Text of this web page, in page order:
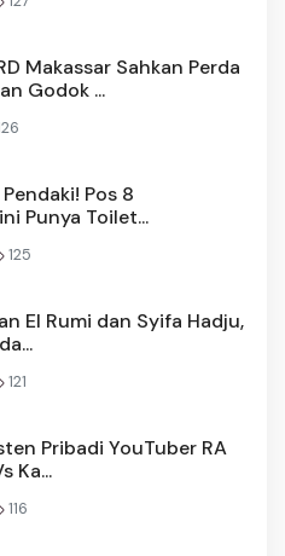
Makassar Sahkan Perda
Godok ...
Pos 8
Punya Toilet...
125
El Rumi dan Syifa Hadju,
121
Pribadi YouTuber RA
Ka...
116